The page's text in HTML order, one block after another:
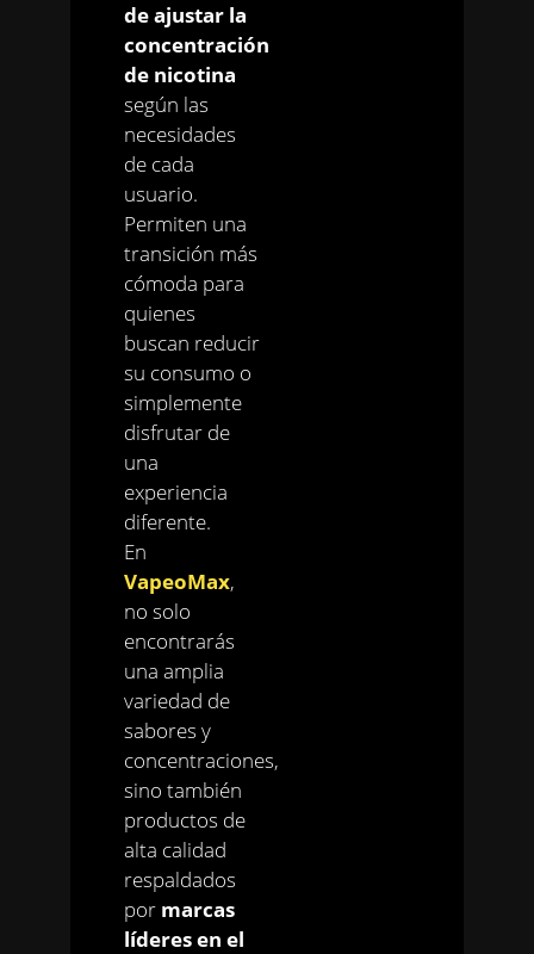
de ajustar la
concentración
de nicotina
según las
necesidades
de cada
usuario.
Permiten una
transición más
cómoda para
quienes
buscan reducir
su consumo o
simplemente
disfrutar de
una
experiencia
diferente.
En
VapeoMax,
no solo
encontrarás
una amplia
variedad de
sabores y
concentraciones,
sino también
productos de
alta calidad
respaldados
por marcas
líderes en el